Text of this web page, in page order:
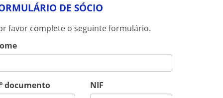
DE SÓCIO
favor complete o seguinte formulário.
documento NIF